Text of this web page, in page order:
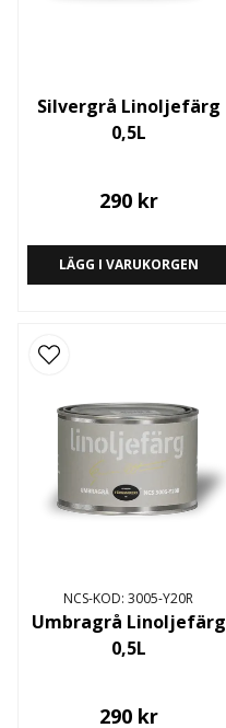
Silvergrå Linoljefärg
0,5L
290 kr
LÄGG I VARUKORGEN
NCS-KOD: 3005-Y20R
Umbragrå Linoljefärg
0,5L
290 kr